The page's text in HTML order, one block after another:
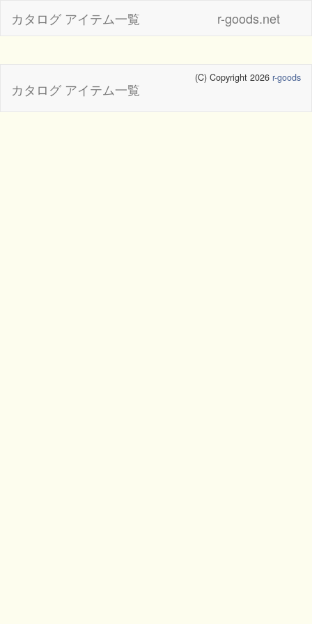
カタログ アイテム一覧 r-goods.net
カタログ アイテム一覧
(C) Copyright 2026 r-goods